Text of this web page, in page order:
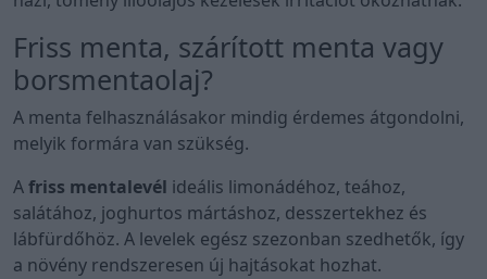
Friss menta, szárított menta vagy
borsmentaolaj?
A menta felhasználásakor mindig érdemes átgondolni,
melyik formára van szükség.
Afriss mentalevél ideális limonádéhoz, teához,
salátához, joghurtos mártáshoz, desszertekhez és
lábfürdőhöz. A levelek egész szezonban szedhetők, így
a növény rendszeresen új hajtásokat hozhat.